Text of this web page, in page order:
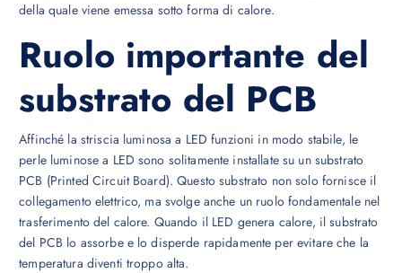
della quale viene emessa sotto forma di calore.
Ruolo importante del
substrato del PCB
Affinché la striscia luminosa a LED funzioni in modo stabile, le
perle luminose a LED sono solitamente installate su un substrato
PCB (Printed Circuit Board). Questo substrato non solo fornisce il
collegamento elettrico, ma svolge anche un ruolo fondamentale nel
trasferimento del calore. Quando il LED genera calore, il substrato
del PCB lo assorbe e lo disperde rapidamente per evitare che la
temperatura diventi troppo alta.